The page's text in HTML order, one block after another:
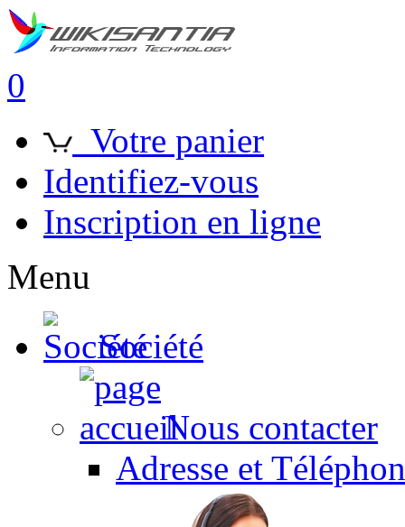
0
Votre panier
Identifiez-vous
Inscription en ligne
Menu
Société
Nous contacter
Adresse et